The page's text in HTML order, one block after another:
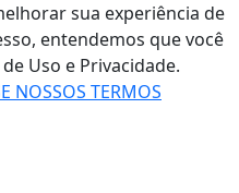
sua experiência de
entendemos que você
Uso e Privacidade.
NOSSOS TERMOS